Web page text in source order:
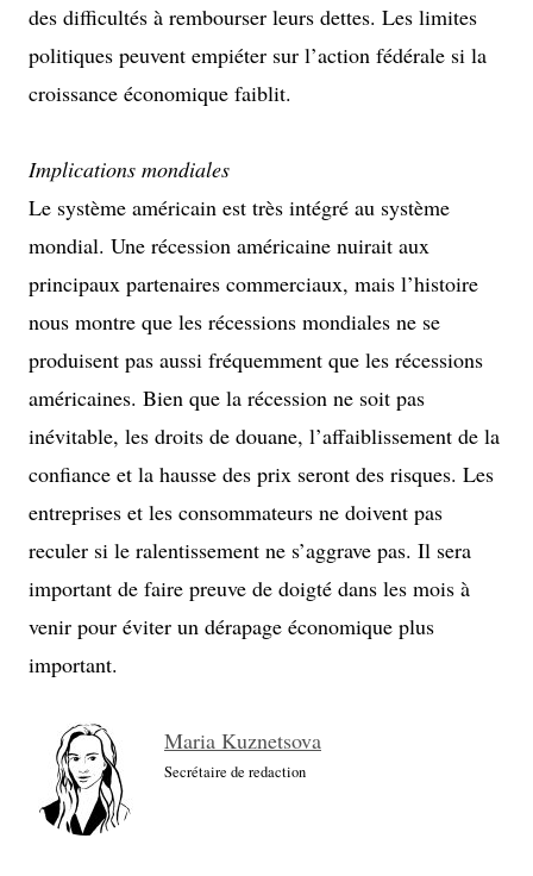
des difficultés à rembourser leurs dettes. Les limites
politiques peuvent empiéter sur l’action fédérale si la
croissance économique faiblit.
Implications mondiales
Le système américain est très intégré au système
mondial. Une récession américaine nuirait aux
principaux partenaires commerciaux, mais l’histoire
nous montre que les récessions mondiales ne se
produisent pas aussi fréquemment que les récessions
américaines. Bien que la récession ne soit pas
inévitable, les droits de douane, l’affaiblissement de la
confiance et la hausse des prix seront des risques. Les
entreprises et les consommateurs ne doivent pas
reculer si le ralentissement ne s’aggrave pas. Il sera
important de faire preuve de doigté dans les mois à
venir pour éviter un dérapage économique plus
important.
Maria Kuznetsova
Secrétaire de redaction